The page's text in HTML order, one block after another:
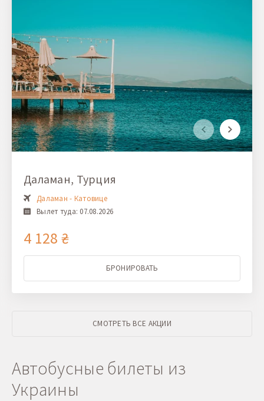
Даламан, Турция
Даламан - Катовице
Вылет туда: 07.08.2026
4 128 ₴
БРОНИРОВАТЬ
СМОТРЕТЬ ВСЕ АКЦИИ
Автобусные билеты из
Украины